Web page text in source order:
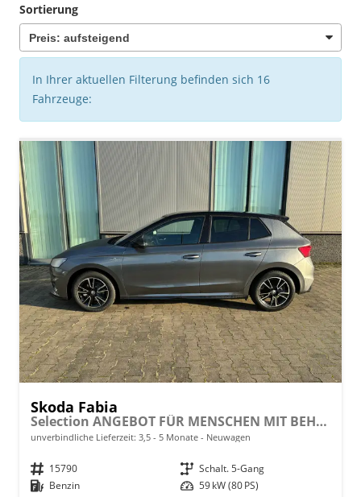
Sortierung
In Ihrer aktuellen Filterung befinden sich 16
Fahrzeuge:
Skoda Fabia
Selection ANGEBOT FÜR MENSCHEN MIT BEHINDERUNG AB 50%! LIEFERUNG KOSTENLOS! 1.0 MPI 80PS, LED-Scheinwerfer, M-Lederlenkrad, Nebelscheinwerfer, Parksensoren hinten, Sitzheizung, Tempomat, Klimaanlage, Infotainment 8", Fußmatten, 4fach elektr. Fensterheber
unverbindliche Lieferzeit: 3,5 - 5 Monate Neuwagen
Fahrzeugnr. 15790 Getriebe Schalt. 5-Gang
Kraftstoff Benzin Leistung 59 kW (80 PS)